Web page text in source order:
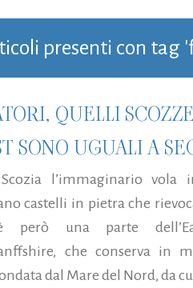
presenti con tag
QUELLI
SONO UGUALI A
l’immaginario vola
castelli in pietra che
però una parte
che conserva in
dal Mare del Nord, da